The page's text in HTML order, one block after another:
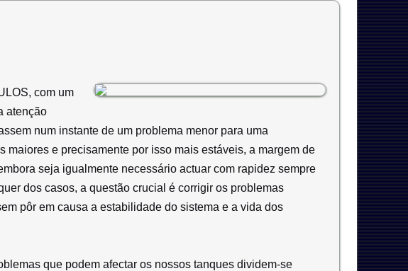
, com um
atenção
num instante de um problema menor para uma
maiores e precisamente por isso mais estáveis, a margem de
seja igualmente necessário actuar com rapidez sempre
dos casos, a questão crucial é corrigir os problemas
pôr em causa a estabilidade do sistema e a vida dos
que podem afectar os nossos tanques dividem-se